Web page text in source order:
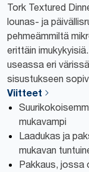
Tork Textured
lounas- ja
pehmeämmiltä
erittäin
useassa eri
sisustukseen
Viitteet
mukavampi
Laadukas ja
mukavan
Pakkaus, jossa